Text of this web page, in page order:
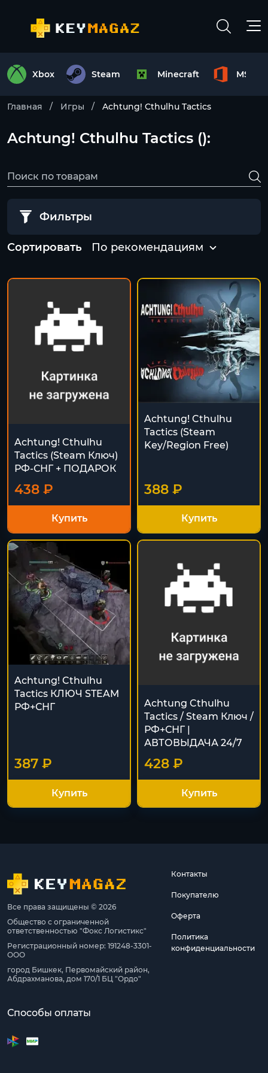
Xbox Steam Minecraft MS
Главная Игры Achtung! Cthulhu Tactics
Achtung! Cthulhu Tactics ():
Фильтры
Сортировать По рекомендациям
Achtung! Cthulhu
Tactics (Steam Ключ)
РФ-СНГ + ПОДАРОК
438 ₽
Купить
Achtung! Cthulhu
Tactics (Steam
Key/Region Free)
388 ₽
Купить
Achtung! Cthulhu
Tactics КЛЮЧ STEAM
РФ+СНГ
387 ₽
Купить
Achtung Cthulhu
Tactics / Steam Ключ /
РФ+СНГ |
АВТОВЫДАЧА 24/7
428 ₽
Купить
Все права защищены © 2026
Общество с ограниченной
ответственностью "Фокс Логистикс"
Регистрационный номер: 191248-3301-
ООО
город Бишкек, Первомайский район,
Абдрахманова, дом 170/1 БЦ "Ордо"
Контакты
Покупателю
Оферта
Политика
конфиденциальности
Способы оплаты